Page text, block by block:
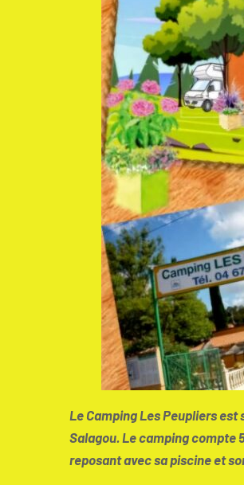
Le Camping Les Peupliers est
Salagou. Le camping compte
reposant avec sa piscine et